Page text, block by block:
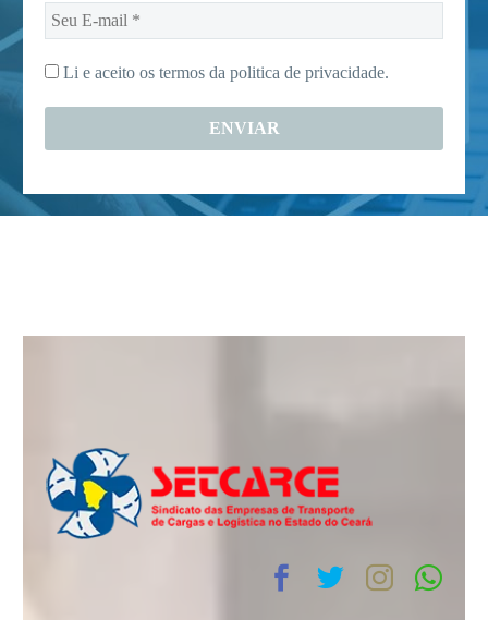
Seu
E-
mail
*
Li e aceito os termos da politica de privacidade.